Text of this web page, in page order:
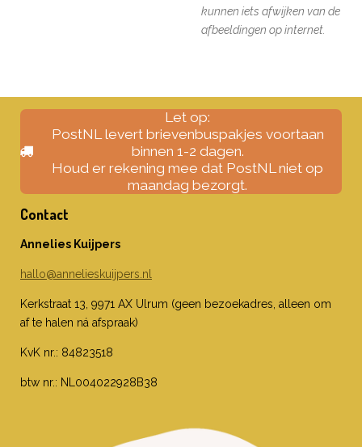
kunnen iets afwijken van de
afbeeldingen op internet.
Let op:
PostNL levert brievenbuspakjes voortaan
binnen 1-2 dagen.
Houd er rekening mee dat PostNL niet op
maandag bezorgt.
Contact
Annelies Kuijpers
hallo@annelieskuijpers.nl
Kerkstraat 13, 9971 AX Ulrum (geen bezoekadres, alleen om
af te halen ná afspraak)
KvK nr.: 84823518
btw nr.: NL004022928B38